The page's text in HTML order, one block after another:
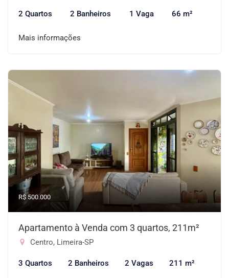
2 Quartos 2 Banheiros 1 Vaga 66 m²
Mais informações
R$ 500.000
Apartamento à Venda com 3 quartos, 211m²
Centro, Limeira-SP
3 Quartos 2 Banheiros 2 Vagas 211 m²